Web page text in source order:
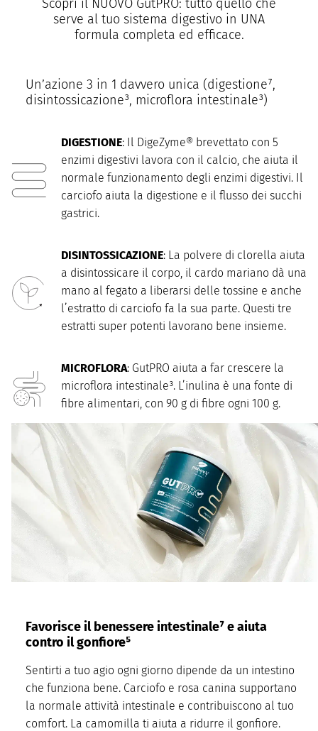
Scopri il NUOVO GutPRO: tutto quello che
serve al tuo sistema digestivo in UNA
formula completa ed efficace.
Un’azione 3 in 1 davvero unica (digestione⁷,
disintossicazione³, microflora intestinale³)
DIGESTIONE: Il DigeZyme® brevettato con 5
enzimi digestivi lavora con il calcio, che aiuta il
normale funzionamento degli enzimi digestivi. Il
carciofo aiuta la digestione e il flusso dei succhi
gastrici.
DISINTOSSICAZIONE: La polvere di clorella aiuta
a disintossicare il corpo, il cardo mariano dà una
mano al fegato a liberarsi delle tossine e anche
l’estratto di carciofo fa la sua parte. Questi tre
estratti super potenti lavorano bene insieme.
MICROFLORA: GutPRO aiuta a far crescere la
microflora intestinale³. L’inulina è una fonte di
fibre alimentari, con 90 g di fibre ogni 100 g.
Favorisce il benessere intestinale⁷ e aiuta
contro il gonfiore⁵
Sentirti a tuo agio ogni giorno dipende da un intestino
che funziona bene. Carciofo e rosa canina supportano
la normale attività intestinale e contribuiscono al tuo
comfort. La camomilla ti aiuta a ridurre il gonfiore.